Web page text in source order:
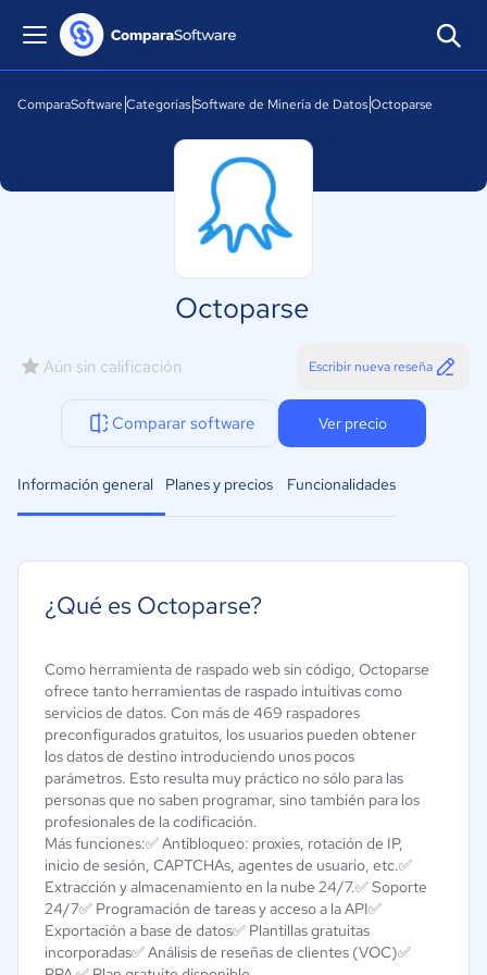
ComparaSoftware CategoríasSoftware de Minería de DatosOctoparse
Octoparse
Aún sin calificación Escribir nueva reseña
Comparar software Ver precio
Información general Planes y precios Funcionalidades
¿Qué es Octoparse?
Como herramienta de raspado web sin código, Octoparse
ofrece tanto herramientas de raspado intuitivas como
servicios de datos. Con más de 469 raspadores
preconfigurados gratuitos, los usuarios pueden obtener
los datos de destino introduciendo unos pocos
parámetros. Esto resulta muy práctico no sólo para las
personas que no saben programar, sino también para los
profesionales de la codificación.
Más funciones:✅ Antibloqueo: proxies, rotación de IP,
inicio de sesión, CAPTCHAs, agentes de usuario, etc.✅
Extracción y almacenamiento en la nube 24/7.✅ Soporte
24/7✅ Programación de tareas y acceso a la API✅
Exportación a base de datos✅ Plantillas gratuitas
incorporadas✅ Análisis de reseñas de clientes (VOC)✅